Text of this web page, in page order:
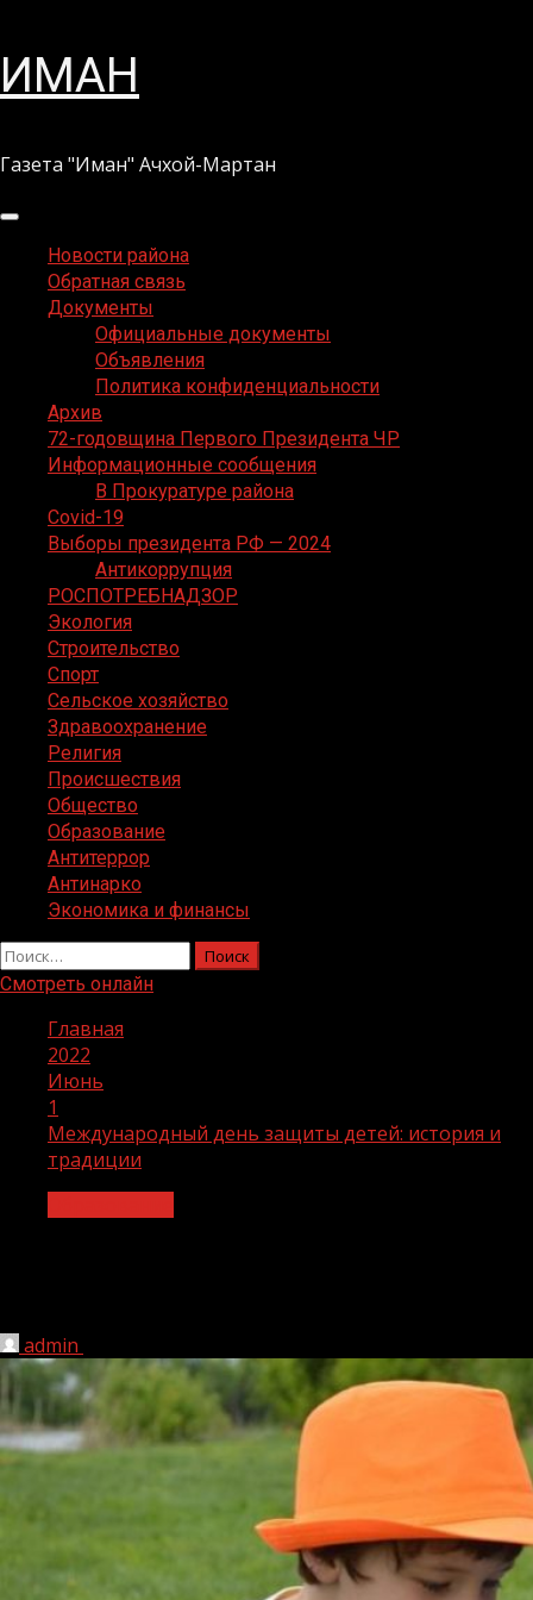
Перейти
кИМАН
Газета "Иман" Ачхой-Мартан
Основное
менюНовости района
Обратная связь
Документы
Официальные документы
Объявления
Политика конфиденциальности
Архив
72-годовщина Первого Президента ЧР
Информационные сообщения
В Прокуратуре района
Covid-19
Выборы президента РФ — 2024
Антикоррупция
РОСПОТРЕБНАДЗОР
Экология
Строительство
Спорт
Сельское хозяйство
Здравоохранение
Религия
Происшествия
Общество
Образование
Антитеррор
Антинарко
Экономика и финансы
Найти:
Смотреть онлайн
Главная
2022
Июнь
1
Международный день защиты детей: история и
традиции
admin